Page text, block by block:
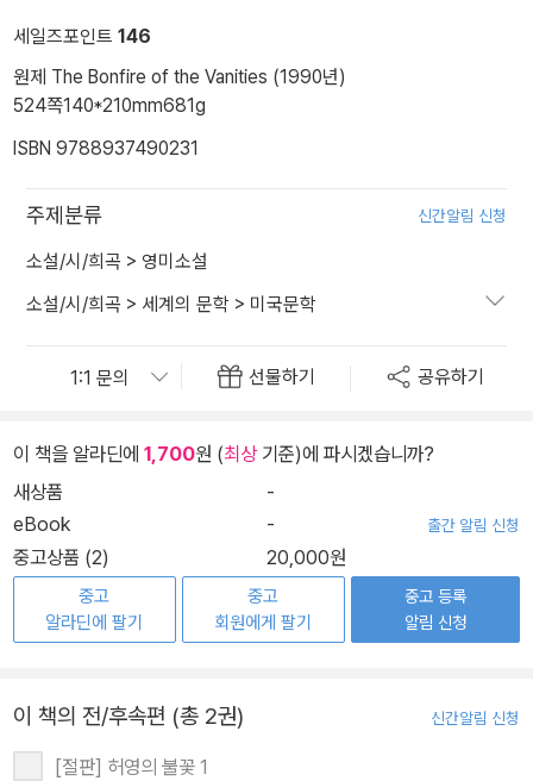
세일즈포인트 146
원제 The Bonfire of the Vanities (1990년)
524쪽140*210mm681g
ISBN 9788937490231
주제분류 신간알림 신청
소설/시/희곡 > 영미소설
소설/시/희곡 > 세계의 문학 > 미국문학
선물하기 공유하기
이 책을 알라딘에 1,700원 (최상기준)에 파시겠습니까?
새상품
-
eBook
- 출간 알림 신청
중고상품 (2) 20,000원
중고
알라딘에 팔기
중고
회원에게 팔기
중고 등록
알림 신청
이 책의 전/후속편 (총 2권) 신간알림 신청
[절판] 허영의 불꽃 1